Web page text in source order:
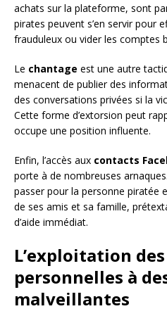
achats sur la plateforme, sont
pirates peuvent s’en servir pour
frauduleux ou vider les comptes
Le chantage est une autre
menacent de publier des
des conversations privées si la
Cette forme d’extorsion peut
occupe une position influente.
Enfin, l’accès aux contacts
porte à de nombreuses
passer pour la personne piratée
de ses amis et sa famille,
d’aide immédiat.
L’exploitation
personnelles à
malveillantes